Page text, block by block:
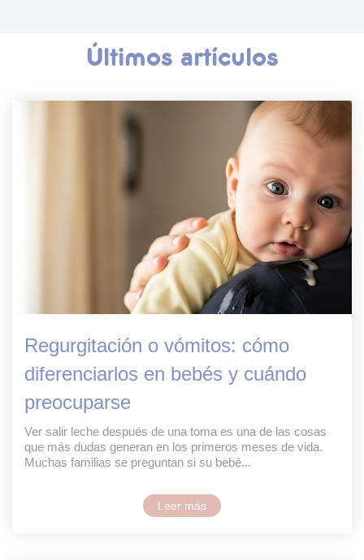
Últimos artículos
Regurgitación o vómitos: cómo
diferenciarlos en bebés y cuándo
preocuparse
Ver salir leche después de una toma es una de las cosas
que más dudas generan en los primeros meses de vida.
Muchas familias se preguntan si su bebé...
Leer más